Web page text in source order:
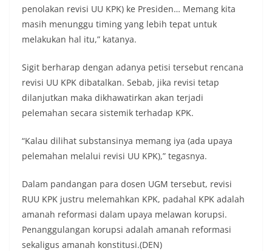
penolakan revisi UU KPK) ke Presiden… Memang kita
masih menunggu timing yang lebih tepat untuk
melakukan hal itu,” katanya.
Sigit berharap dengan adanya petisi tersebut rencana
revisi UU KPK dibatalkan. Sebab, jika revisi tetap
dilanjutkan maka dikhawatirkan akan terjadi
pelemahan secara sistemik terhadap KPK.
“Kalau dilihat substansinya memang iya (ada upaya
pelemahan melalui revisi UU KPK),” tegasnya.
Dalam pandangan para dosen UGM tersebut, revisi
RUU KPK justru melemahkan KPK, padahal KPK adalah
amanah reformasi dalam upaya melawan korupsi.
Penanggulangan korupsi adalah amanah reformasi
sekaligus amanah konstitusi.(DEN)